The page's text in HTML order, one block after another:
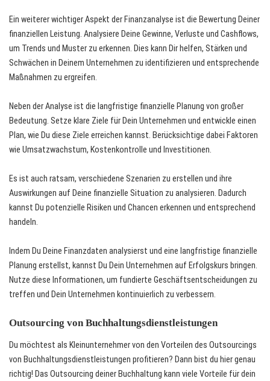
Ein weiterer wichtiger Aspekt der Finanzanalyse ist die Bewertung Deiner
finanziellen Leistung. Analysiere Deine Gewinne, Verluste und Cashflows,
um Trends und Muster zu erkennen. Dies kann Dir helfen, Stärken und
Schwächen in Deinem Unternehmen zu identifizieren und entsprechende
Maßnahmen zu ergreifen.
Neben der Analyse ist die langfristige finanzielle Planung von großer
Bedeutung. Setze klare Ziele für Dein Unternehmen und entwickle einen
Plan, wie Du diese Ziele erreichen kannst. Berücksichtige dabei Faktoren
wie Umsatzwachstum, Kostenkontrolle und Investitionen.
Es ist auch ratsam, verschiedene Szenarien zu erstellen und ihre
Auswirkungen auf Deine finanzielle Situation zu analysieren. Dadurch
kannst Du potenzielle Risiken und Chancen erkennen und entsprechend
handeln.
Indem Du Deine Finanzdaten analysierst und eine langfristige finanzielle
Planung erstellst, kannst Du Dein Unternehmen auf Erfolgskurs bringen.
Nutze diese Informationen, um fundierte Geschäftsentscheidungen zu
treffen und Dein Unternehmen kontinuierlich zu verbessern.
Outsourcing von Buchhaltungsdienstleistungen
Du möchtest als Kleinunternehmer von den Vorteilen des Outsourcings
von Buchhaltungsdienstleistungen profitieren? Dann bist du hier genau
richtig! Das Outsourcing deiner Buchhaltung kann viele Vorteile für dein